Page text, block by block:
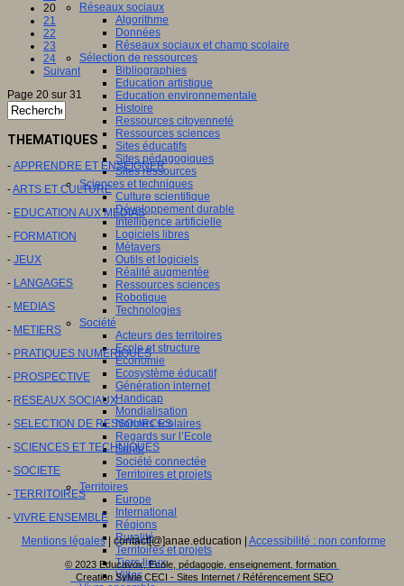
Réseaux sociaux
Algorithme
Données
Réseaux sociaux et champ scolaire
Sélection de ressources
Bibliographies
Education artistique
Education environnementale
Histoire
Ressources citoyenneté
Ressources sciences
Sites éducatifs
Sites pédagogiques
Sites ressources
Sciences et techniques
Culture scientifique
Développement durable
Intelligence artificielle
Logiciels libres
Métavers
Outils et logiciels
Réalité augmentée
Ressources sciences
Robotique
Technologies
Société
Acteurs des territoires
Ecole et structure
Economie
Ecosystème éducatif
Génération internet
Handicap
Mondialisation
Normes scolaires
Regards sur l’Ecole
Santé
Société connectée
Territoires et projets
Territoires
Europe
International
Régions
Ruralité
Territoires et projets
Tiers lieux
Villes
20
21
22
23
24
Suivant
Page 20 sur 31
THEMATIQUES
- APPRENDRE ET ENSEIGNER
-ARTS ET CULTURE
- EDUCATION AUX MEDIAS
- FORMATION
- JEUX
- LANGAGES
- MEDIAS
- METIERS
- PRATIQUES NUMERIQUES
- PROSPECTIVE
- RESEAUX SOCIAUX
- SELECTION DE RESSOURCES
- SCIENCES ET TECHNIQUES
- SOCIETE
- TERRITOIRES
- VIVRE ENSEMBLE
Mentions légales| contact[@]anae.education | Accessibilité : non conforme
© 2023 Educavox, Ecole, pédagogie, enseignement, formation
Creation Sylvie CECI - Sites Internet / Référencement SEO